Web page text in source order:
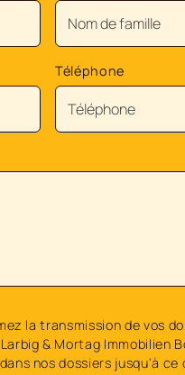
Téléphone
la transmission de vos
& Mortag Immobilien
nos dossiers jusqu'à ce